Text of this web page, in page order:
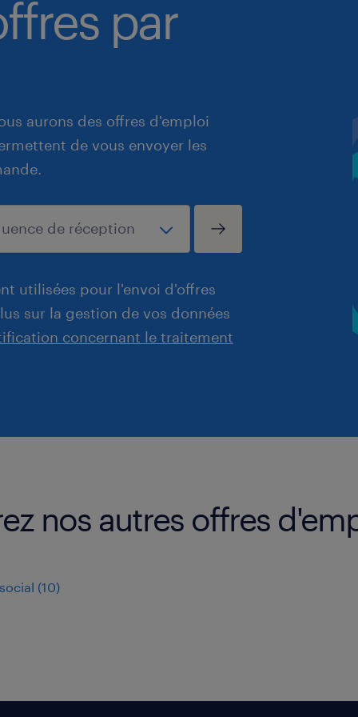
par
aurons des offres d'emploi
de vous envoyer les
utilisées pour l'envoi d'offres
sur la gestion de vos données
concernant le traitement
nos autres offres
(10)